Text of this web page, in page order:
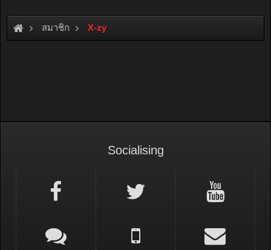
สมาชิก X-zy
Socialising